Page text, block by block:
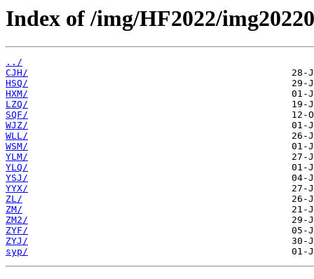
Index of /img/HF2022/
../
CJH/
HSQ/
HXM/
LZQ/
SQF/
WJZ/
WLL/
WSM/
YLM/
YLQ/
YSJ/
YYX/
ZL/
ZM/
ZM2/
ZYF/
ZYJ/
syp/